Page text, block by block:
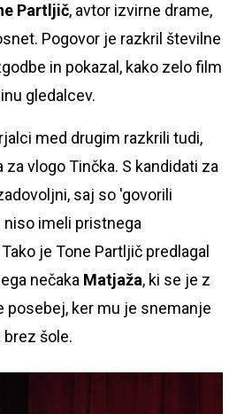
Partljič, avtor izvirne drame,
Pogovor je razkril številne
in pokazal, kako zelo film
gledalcev.
med drugim razkrili tudi,
za vlogo Tinčka. S kandidati za
saj so 'govorili
imeli pristnega
je Tone Partljič predlagal
nečaka Matjaža, ki se je z
posebej, ker mu je snemanje
šole.